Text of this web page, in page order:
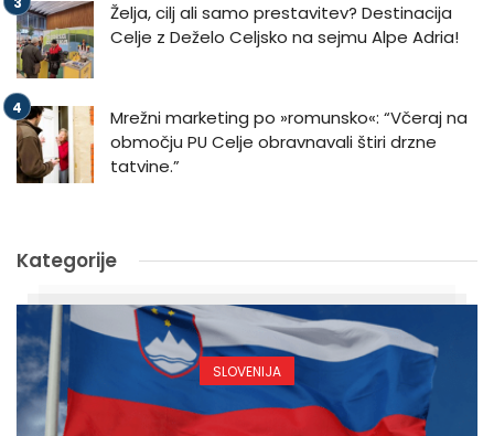
Želja, cilj ali samo prestavitev? Destinacija
Celje z Deželo Celjsko na sejmu Alpe Adria!
Mrežni marketing po »romunsko«: “Včeraj na
območju PU Celje obravnavali štiri drzne
tatvine.”
Kategorije
SLOVENIJA